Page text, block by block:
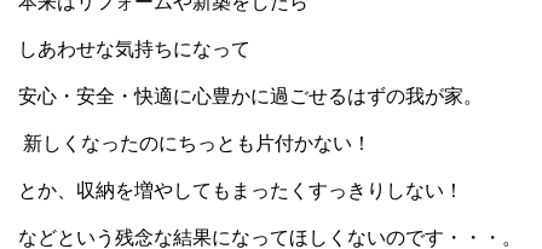
しあわせな気持ちになって
安心・安全・快適に心豊かに過ごせるはずの我が家。
新しくなったのにちっとも片付かない！
とか、収納を増やしてもまったくすっきりしない！
などという残念な結果になってほしくないのです・・・。